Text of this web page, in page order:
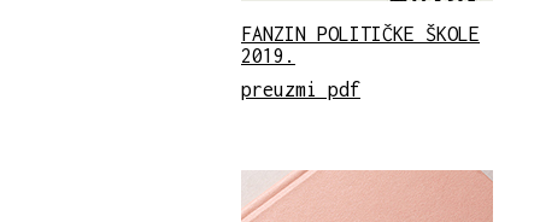
FANZIN POLITIČKE ŠKOLE
2019.
preuzmi pdf